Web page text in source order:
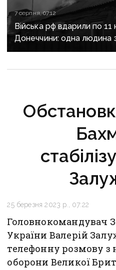
7 серпня, 07:12
Війська рф вдарили по 11
Донеччини: одна людина
поранені
25 березня 2023 р., 07:22
Головнокомандувач
України Валерій
телефонну розмову
оборони Великої